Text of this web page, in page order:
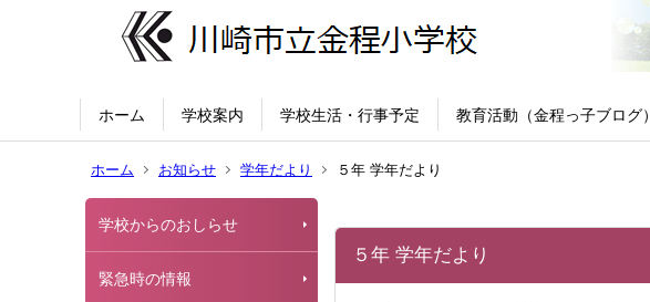
ホーム 学校案内 学校生活・行事予定 教育活動（金程っ子ブログ）
ホーム お知らせ 学年だより ５年 学年だより
学校からのおしらせ
緊急時の情報
５年 学年だより